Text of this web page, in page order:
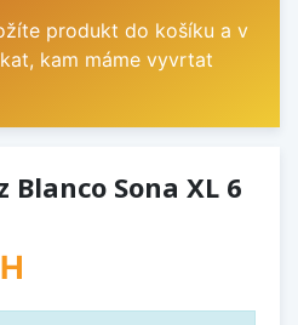
produkt do košíku a v
kam máme vyvrtat
Sona XL 6